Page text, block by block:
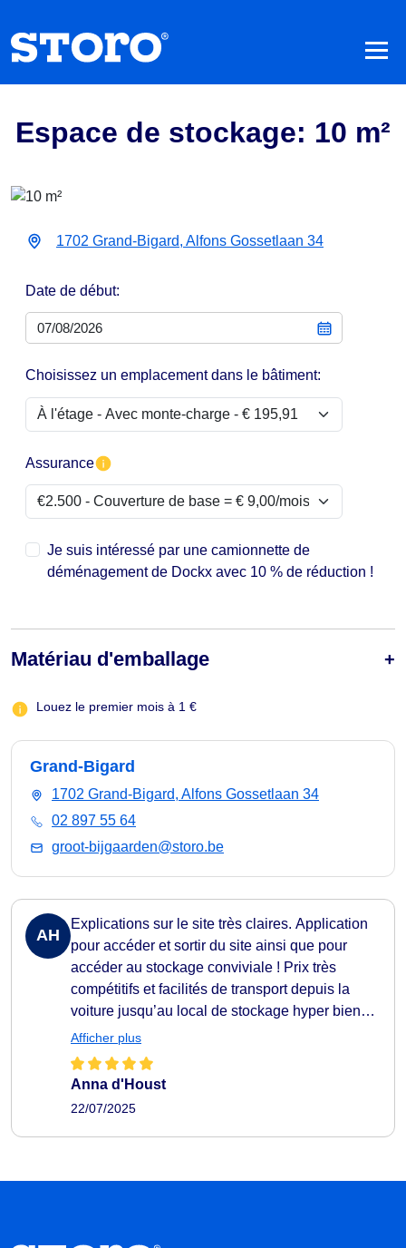
Espace de stockage: 10 m²
1702 Grand-Bigard, Alfons Gossetlaan 34
Date de début:
Choisissez un emplacement dans le bâtiment:
Assurance
Je suis intéressé par une camionnette de
déménagement de Dockx avec 10 % de réduction !
Matériau d'emballage
Louez le premier mois à 1 €
Grand-Bigard
1702 Grand-Bigard, Alfons Gossetlaan 34
02 897 55 64
groot-bijgaarden@storo.be
AH
Explications sur le site très claires. Application
pour accéder et sortir du site ainsi que pour
accéder au stockage conviviale ! Prix très
compétitifs et facilités de transport depuis la
voiture jusqu’au local de stockage hyper bien
réfléchies. Environnement très propre.
Afficher plus
Anna d'Houst
22/07/2025